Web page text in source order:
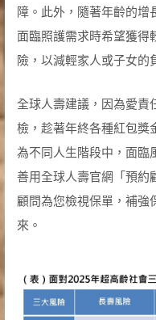
障。此外，隨著年齡的增
面臨照護需求時希望獲得
險，以減輕家人或子女的
全球人壽建議，因為愛責
檢，趁著年終各種紅包獎
為不同人生階段中，面臨
善用全球人壽官網「預約
顧問為您檢視保單，補強
來。